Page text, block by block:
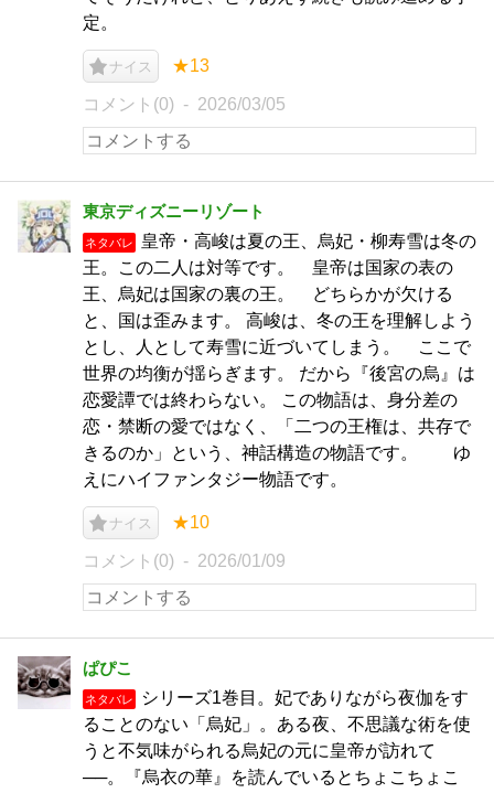
定。
ナイス ★13
コメント(0) 2026/03/05
東京ディズニーリゾート
ネタバレ
皇帝・高峻は夏の王、烏妃・柳寿雪は冬の
王。この二人は対等です。 皇帝は国家の表の
王、烏妃は国家の裏の王。 どちらかが欠ける
と、国は歪みます。 高峻は、冬の王を理解しよう
とし、人として寿雪に近づいてしまう。 ここで
世界の均衡が揺らぎます。 だから『後宮の烏』は
恋愛譚では終わらない。 この物語は、身分差の
恋・禁断の愛ではなく、「二つの王権は、共存で
きるのか」という、神話構造の物語です。 ゆ
えにハイファンタジー物語です。
ナイス ★10
コメント(0) 2026/01/09
ぱぴこ
ネタバレ
シリーズ1巻目。妃でありながら夜伽をす
ることのない「烏妃」。ある夜、不思議な術を使
うと不気味がられる烏妃の元に皇帝が訪れて
──。『烏衣の華』を読んでいるとちょこちょこ